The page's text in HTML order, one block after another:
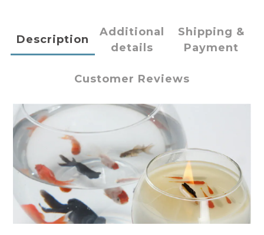
Description
Additional
details
Shipping &
Payment
Customer Reviews